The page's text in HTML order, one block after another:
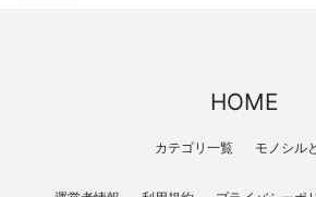
HOME
カテゴリ一覧 モノシル